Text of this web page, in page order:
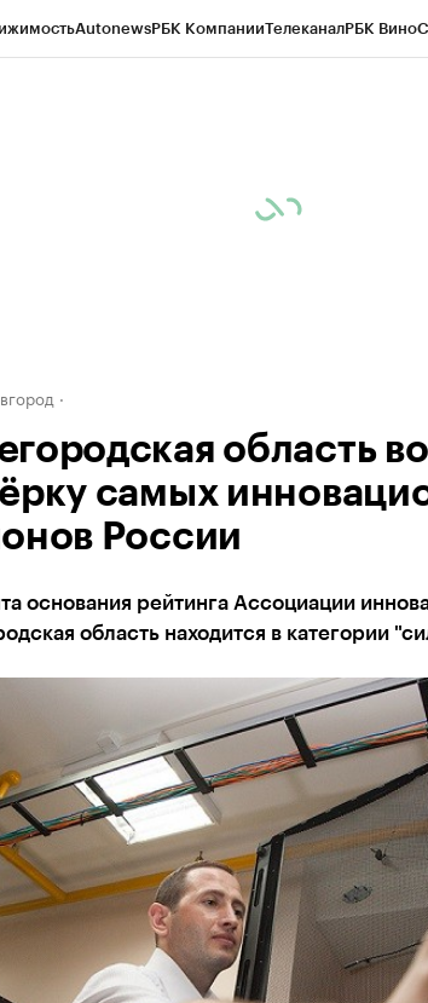
AutonewsРБК КомпанииТелеканалРБК Вино
область
самых
России
основания рейтинга Ассоциации
область находится в категории